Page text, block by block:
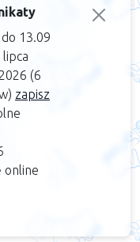
13.09
(6
zapisz
online